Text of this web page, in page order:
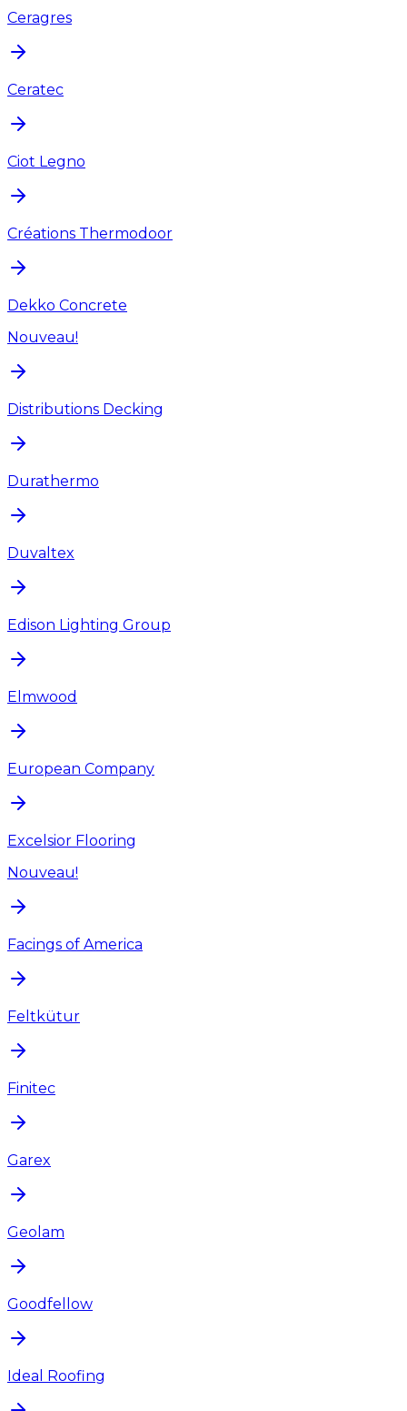
Ceragres
Ceratec
Ciot Legno
Créations Thermodoor
Dekko Concrete
Nouveau!
Distributions Decking
Durathermo
Duvaltex
Edison Lighting Group
Elmwood
European Company
Excelsior Flooring
Nouveau!
Facings of America
Feltkütur
Finitec
Garex
Geolam
Goodfellow
Ideal Roofing